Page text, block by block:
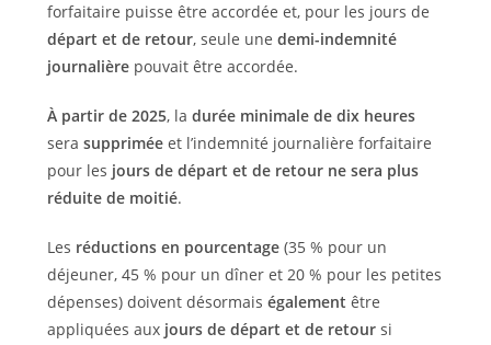
forfaitaire puisse être accordée et, pour les jours de
départ et de retour, seule une demi-indemnité
journalièrepouvait être accordée.
À partir de 2025, la durée minimale de dix heures
sera suppriméeet l’indemnité journalière forfaitaire
pour les jours de départ et de retour ne sera plus
réduite de moitié.
Les réductions en pourcentage(35 % pour un
déjeuner, 45 % pour un dîner et 20 % pour les petites
dépenses) doivent désormais également être
appliquées aux jours de départ et de retoursi